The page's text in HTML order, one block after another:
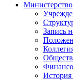
Министерство
Запись
История